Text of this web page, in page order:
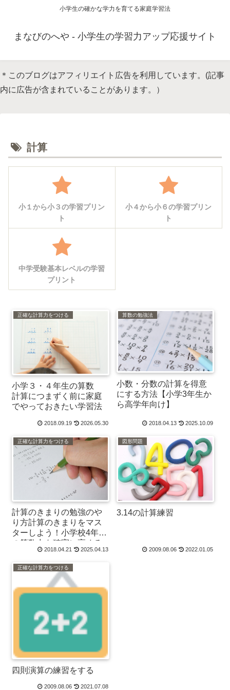
小学生の確かな学力を育てる家庭学習法
まなびのへや - 小学生の学習力アップ応援サイト
＊このブログはアフィリエイト広告を利用しています。(記事
内に広告が含まれていることがあります。）
計算
小１から小３の学習プリン
ト
小４から小６の学習プリン
ト
中学受験基本レベルの学習
プリント
正確な計算力をつける
小学３・４年生の算数
計算につまずく前に家庭
でやっておきたい学習法
2018.09.19 2026.05.30
算数の勉強法
小数・分数の計算を得意
にする方法【小学3年生か
ら高学年向け】
2018.04.13 2025.10.09
正確な計算力をつける
計算のきまりの勉強のや
り方計算のきまりをマス
ターしよう！小学校4年生
の算数力を確実に高める
2018.04.21 2025.04.13
図形問題
3.14の計算練習
2009.08.06 2022.01.05
正確な計算力をつける
四則演算の練習をする
2009.08.06 2021.07.08